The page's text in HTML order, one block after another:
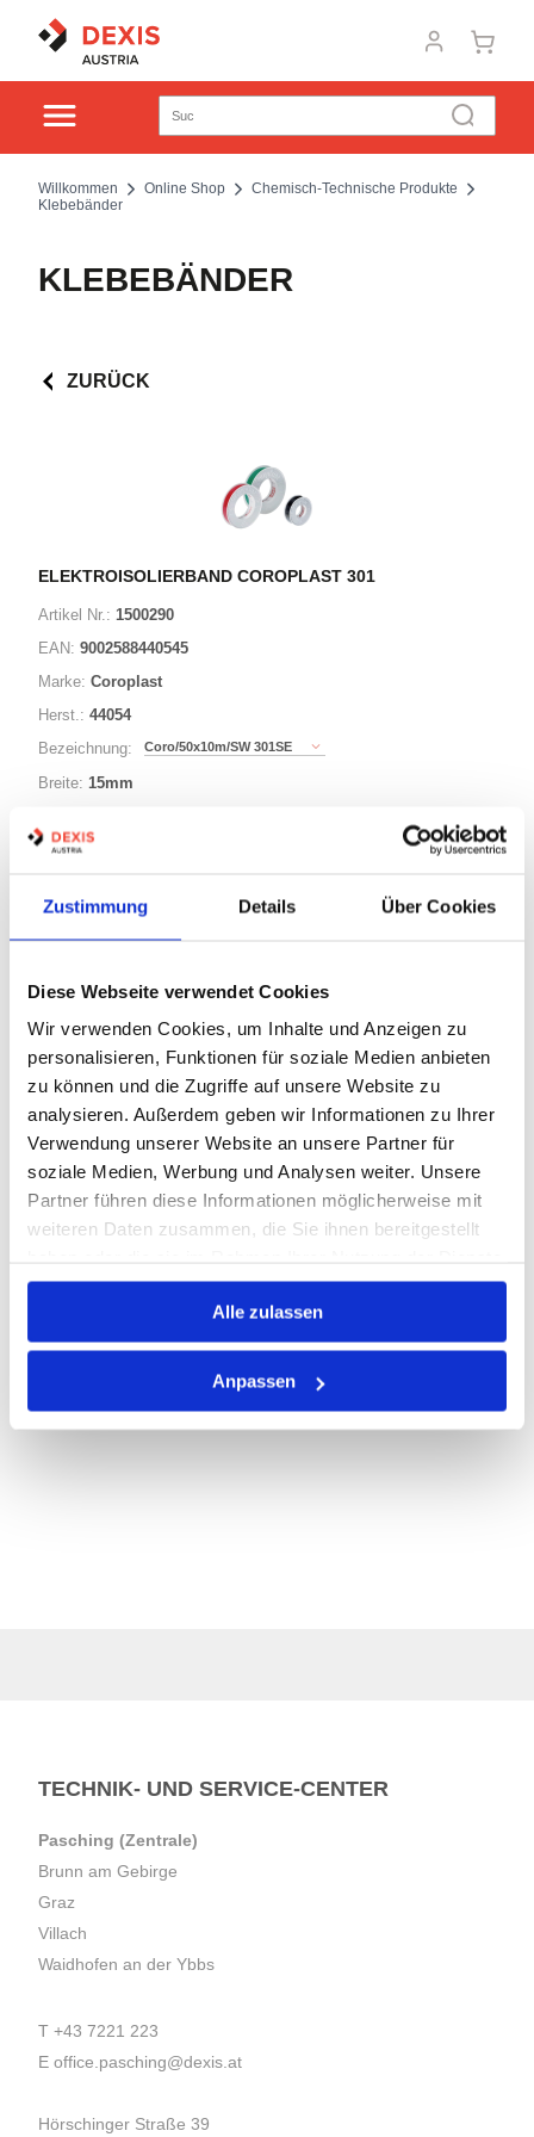
Zustimmung Details Über Cookies
Diese Webseite verwendet Cookies
Wir verwenden Cookies, um Inhalte und Anzeigen zu
personalisieren, Funktionen für soziale Medien anbieten
zu können und die Zugriffe auf unsere Website zu
analysieren. Außerdem geben wir Informationen zu Ihrer
Verwendung unserer Website an unsere Partner für
soziale Medien, Werbung und Analysen weiter. Unsere
Partner führen diese Informationen möglicherweise mit
weiteren Daten zusammen, die Sie ihnen bereitgestellt
gesammelt haben.
Alle zulassen
Anpassen
Willkommen Online Shop
Chemisch-Technische Produkte
Klebebänder
KLEBEBÄNDER
ZURÜCK
ELEKTROISOLIERBAND COROPLAST 301
Artikel Nr.: 1500290
EAN: 9002588440545
Marke: Coroplast
Herst.: 44054
Bezeichnung:
Coro/50x10m/SW 301SE
Breite: 15mm
Länge:
STK
Auf Lager
Lager anzeigen
Print
PRODUKTBESCHREIBUNG
TECHNIK- UND SERVICE-CENTER
Pasching (Zentrale)
Brunn am Gebirge
Graz
Villach
Waidhofen an der Ybbs
T +43 7221 223
E office.pasching@dexis.at
Hörschinger Straße 39